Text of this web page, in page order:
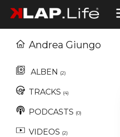
Andrea Giungo
ALBEN (2)
TRACKS (4)
PODCASTS (0)
VIDEOS (2)